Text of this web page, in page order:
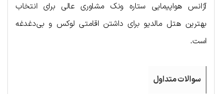
آژانس هواپیمایی ستاره ونک مشاوری عالی برای انتخاب
بهترین هتل مالدیو برای داشتن اقامتی لوکس و بی‌دغدغه
است.
سوالات متداول